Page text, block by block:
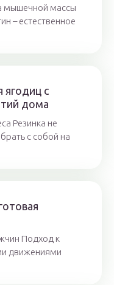
мышечной массы
– естественное
ягодиц с
дома
Резинка не
с собой на
Подход к
движениями